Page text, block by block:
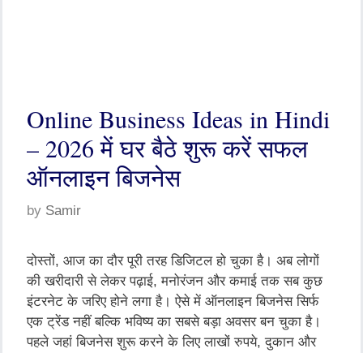
Online Business Ideas in Hindi
– 2026 में घर बैठे शुरू करें सफल
ऑनलाइन बिजनेस
by Samir
दोस्तों, आज का दौर पूरी तरह डिजिटल हो चुका है। अब लोगों
की खरीदारी से लेकर पढ़ाई, मनोरंजन और कमाई तक सब कुछ
इंटरनेट के जरिए होने लगा है। ऐसे में ऑनलाइन बिजनेस सिर्फ
एक ट्रेंड नहीं बल्कि भविष्य का सबसे बड़ा अवसर बन चुका है।
पहले जहां बिजनेस शुरू करने के लिए लाखों रुपये, दुकान और